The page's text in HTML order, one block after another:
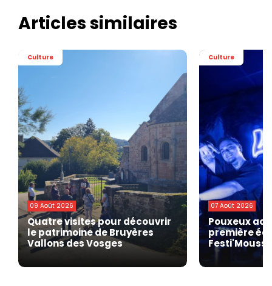
Articles similaires
Culture
09 Août 2026
Quatre visites pour découvrir
le patrimoine de Bruyères
Vallons des Vosges
Culture
07 Août 2026
Pouxeux
première